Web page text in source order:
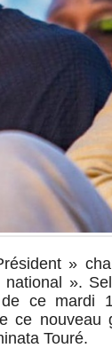
»
».
ce mardi
ce nouveau
Touré.